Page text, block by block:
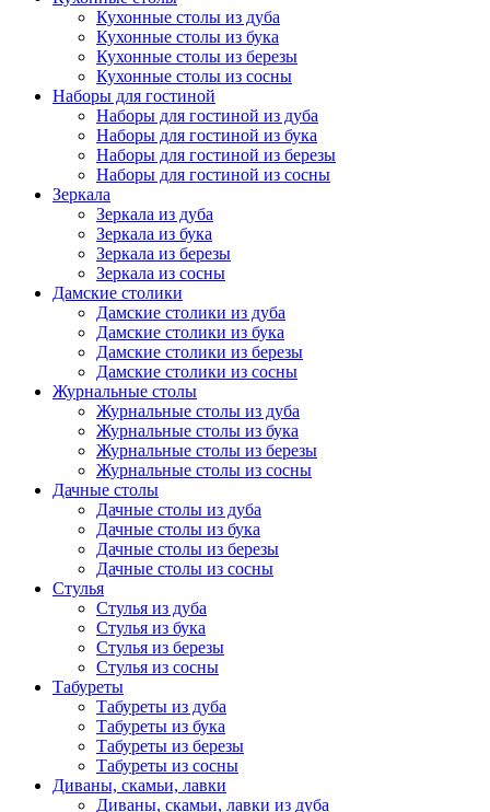
Кухонные столы из дуба
Кухонные столы из бука
Кухонные столы из березы
Кухонные столы из сосны
Наборы для гостиной
Наборы для гостиной из дуба
Наборы для гостиной из бука
Наборы для гостиной из березы
Наборы для гостиной из сосны
Зеркала
Зеркала из дуба
Зеркала из бука
Зеркала из березы
Зеркала из сосны
Дамские столики
Дамские столики из дуба
Дамские столики из бука
Дамские столики из березы
Дамские столики из сосны
Журнальные столы
Журнальные столы из дуба
Журнальные столы из бука
Журнальные столы из березы
Журнальные столы из сосны
Дачные столы
Дачные столы из дуба
Дачные столы из бука
Дачные столы из березы
Дачные столы из сосны
Стулья
Стулья из дуба
Стулья из бука
Стулья из березы
Стулья из сосны
Табуреты
Табуреты из дуба
Табуреты из бука
Табуреты из березы
Табуреты из сосны
Диваны, скамьи, лавки
Диваны, скамьи, лавки из дуба